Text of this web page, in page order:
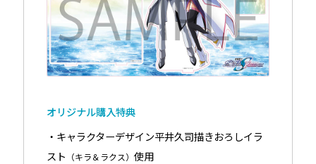
オリジナル購入特典
・キャラクターデザイン平井久司描きおろしイラ
スト （キラ＆ラクス）使用